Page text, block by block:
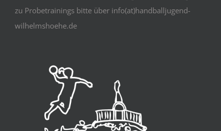
Trainingszeiten zur Vorbereitung der Qualifikationen
2026/2027 werden aktuell neu abgestimmt. Anfragen